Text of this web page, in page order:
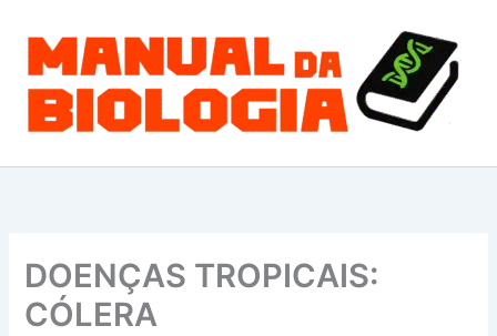
para
conteúdo
DOENÇAS TROPICAIS:
CÓLERA